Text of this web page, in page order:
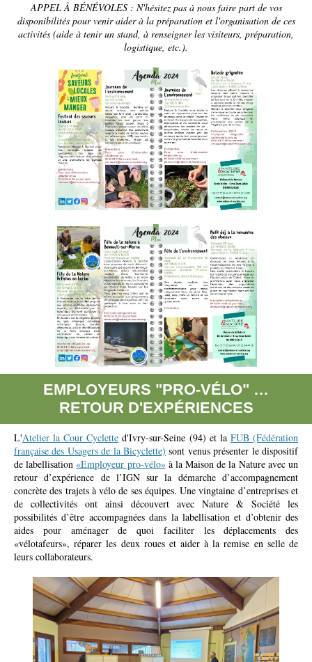
APPEL À BÉNÉVOLES : N'hésitez pas à nous faire part de vos
disponibilités pour venir aider à la préparation et l'organisation de ces
activités (aide à tenir un stand, à renseigner les visiteurs, préparation,
logistique, etc.).
EMPLOYEURS "PRO-VÉLO" …
RETOUR D'EXPÉRIENCES
L'Atelier la Cour Cyclette d'Ivry-sur-Seine (94) et la FUB (Fédération
française des Usagers de la Bicyclette) sont venus présenter le dispositif
de labellisation «Employeur pro-vélo» à la Maison de la Nature avec un
retour d’expérience de l’IGN sur la démarche d’accompagnement
concrète des trajets à vélo de ses équipes. Une vingtaine d’entreprises et
de collectivités ont ainsi découvert avec Nature & Société les
possibilités d’être accompagnées dans la labellisation et d’obtenir des
aides pour aménager de quoi faciliter les déplacements des
«vélotafeurs», réparer les deux roues et aider à la remise en selle de
leurs collaborateurs.